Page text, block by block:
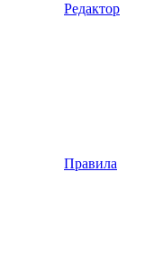
Редактор
Правила